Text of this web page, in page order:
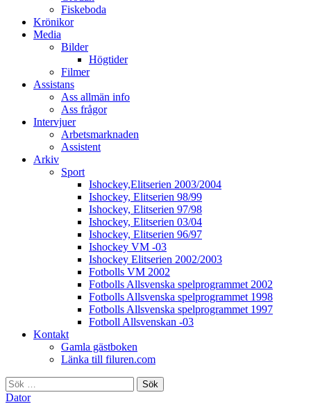
Fiskeboda
Krönikor
Media
Bilder
Högtider
Filmer
Assistans
Ass allmän info
Ass frågor
Intervjuer
Arbetsmarknaden
Assistent
Arkiv
Sport
Ishockey,Elitserien 2003/2004
Ishockey, Elitserien 98/99
Ishockey, Elitserien 97/98
Ishockey, Elitserien 03/04
Ishockey, Elitserien 96/97
Ishockey VM -03
Ishockey Elitserien 2002/2003
Fotbolls VM 2002
Fotbolls Allsvenska spelprogrammet 2002
Fotbolls Allsvenska spelprogrammet 1998
Fotbolls Allsvenska spelprogrammet 1997
Fotboll Allsvenskan -03
Kontakt
Gamla gästboken
Länka till filuren.com
Sök
efter:
Dator